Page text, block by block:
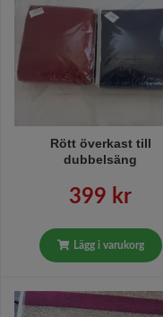
Rött överkast till
dubbelsäng
399 kr
Lägg i varukorg